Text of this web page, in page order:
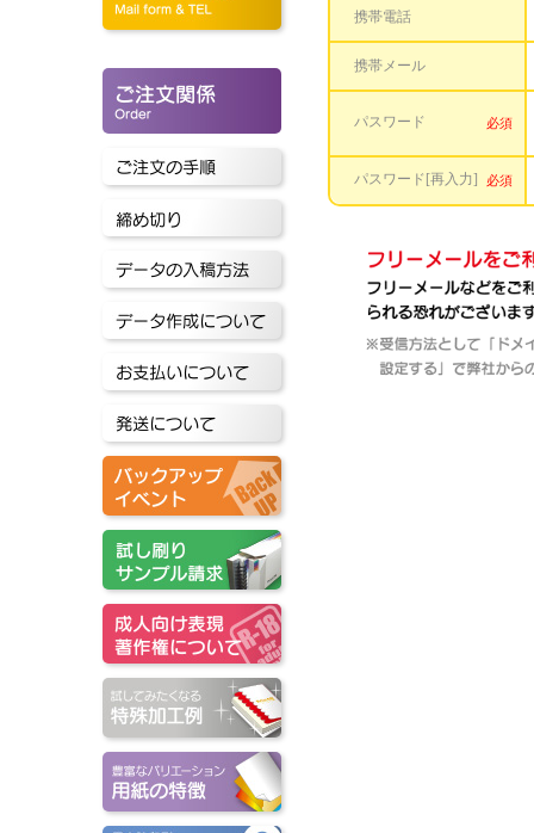
携帯電話
携帯メール
パスワード 必須
パスワード[再入力] 必須